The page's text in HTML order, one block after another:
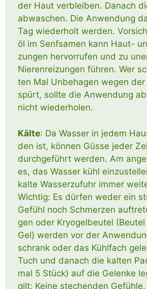
der Haut ver­blei­ben. Danach
abwa­schen. Die Anwen­dung
Tag wie­der­holt wer­den.
öl im Senf­sa­men kann Haut-
zun­gen her­vor­ru­fen und zu
Nie­ren­rei­zun­gen füh­ren. Wer
ten Mal Unbe­ha­gen wegen
spürt, soll­te die Anwen­dung
nicht wiederholen.
Käl­te: Da Was­ser in jedem
den ist, kön­nen Güs­se jeder
durch­ge­führt wer­den. Am
es, das Was­ser kühl
kal­te Was­ser­zu­fuhr immer
Wich­tig: Es dür­fen weder ein
Gefühl noch Schmer­zen
gen oder Kryo­gel­beu­tel
Gel) wer­den vor der
schrank oder das Kühl­fach
Tuch und danach die kal­ten
mal 5 Stück) auf die Gelen­ke
gilt: Kei­ne ste­chen­den